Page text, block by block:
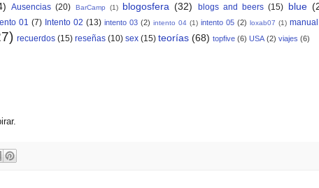
Ausencias (20) BarCamp (1) blogosfera (32) blogs and beers (15) blue
01 (7) Intento 02 (13) intento 03 (2) intento 04 (1) intento 05 (2) loxab07 (1)
recuerdos (15) reseñas (10) sex (15) teorías (68) topfive (6) USA (2) viajes (6)